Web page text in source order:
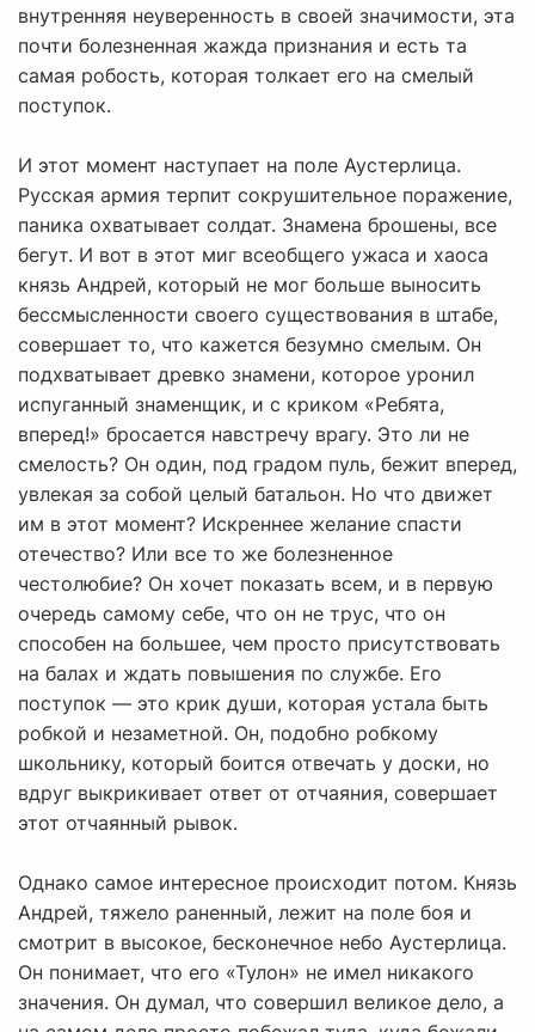
внутренняя неуверенность в своей значимости, эта
почти болезненная жажда признания и есть та
самая робость, которая толкает его на смелый
поступок.
И этот момент наступает на поле Аустерлица.
Русская армия терпит сокрушительное поражение,
паника охватывает солдат. Знамена брошены, все
бегут. И вот в этот миг всеобщего ужаса и хаоса
князь Андрей, который не мог больше выносить
бессмысленности своего существования в штабе,
совершает то, что кажется безумно смелым. Он
подхватывает древко знамени, которое уронил
испуганный знаменщик, и с криком «Ребята,
вперед!» бросается навстречу врагу. Это ли не
смелость? Он один, под градом пуль, бежит вперед,
увлекая за собой целый батальон. Но что движет
им в этот момент? Искреннее желание спасти
отечество? Или все то же болезненное
честолюбие? Он хочет показать всем, и в первую
очередь самому себе, что он не трус, что он
способен на большее, чем просто присутствовать
на балах и ждать повышения по службе. Его
поступок — это крик души, которая устала быть
робкой и незаметной. Он, подобно робкому
школьнику, который боится отвечать у доски, но
вдруг выкрикивает ответ от отчаяния, совершает
этот отчаянный рывок.
Однако самое интересное происходит потом. Князь
Андрей, тяжело раненный, лежит на поле боя и
смотрит в высокое, бесконечное небо Аустерлица.
Он понимает, что его «Тулон» не имел никакого
значения. Он думал, что совершил великое дело, а